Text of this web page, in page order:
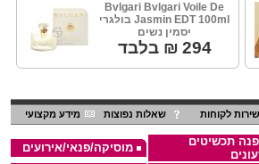
Bvlgari Bvlgari Voile De
Jasmin EDT 100ml בולגרי
יסמין נשים
294 ₪ בלבד
שירות לקוחות שאלות נפוצות מידע מקצועי
תכשיטים
מוסיקה/פנאי/אירועים